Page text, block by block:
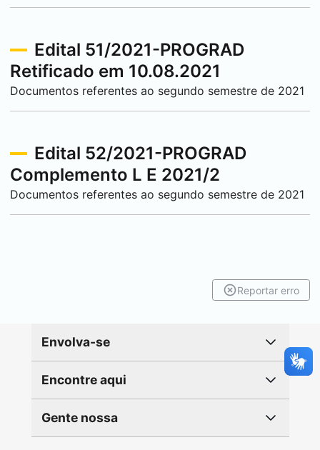
Edital 51/2021-PROGRAD
Retificado em 10.08.2021
Documentos referentes ao segundo semestre de 2021
Edital 52/2021-PROGRAD
Complemento L E 2021/2
Documentos referentes ao segundo semestre de 2021
Reportar erro
Envolva-se
Encontre aqui
Gente nossa